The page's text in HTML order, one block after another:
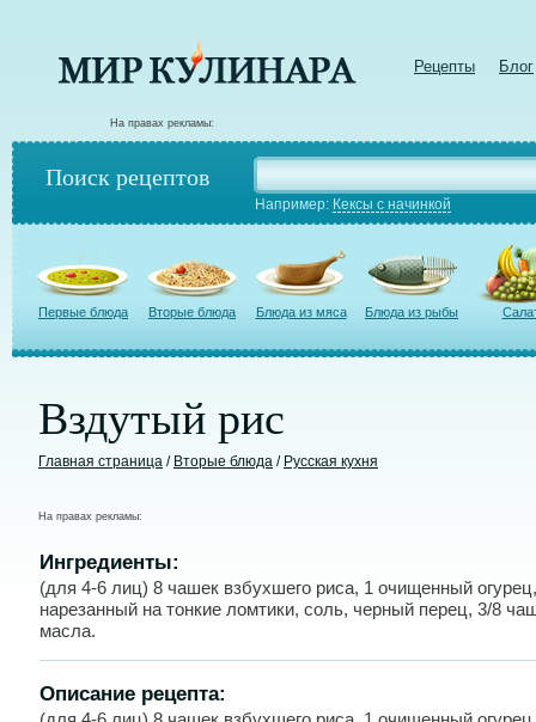
Рецепты Блог
На правах рекламы:
Поиск рецептов
Например: Кексы с начинкой
Первые блюда Вторые блюда Блюда из мяса Блюда из рыбы
Вздутый рис
Главная страница / Вторые блюда / Русская кухня
На правах рекламы:
Ингредиенты:
(для 4-6 лиц) 8 чашек взбухшего риса, 1 очищенный огурец,
нарезанный на тонкие ломтики, соль, черный перец, 3/8
масла.
Описание рецепта: